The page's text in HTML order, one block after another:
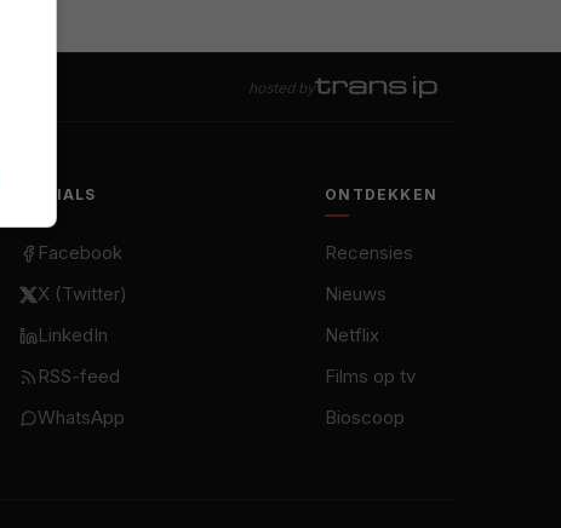
hosted by
SOCIALS
Facebook
X (Twitter)
LinkedIn
RSS-feed
WhatsApp
ONTDEKKEN
Recensies
Nieuws
Netflix
Films op tv
Bioscoop